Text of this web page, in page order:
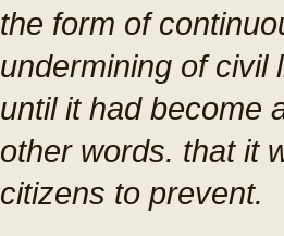
the form of
undermining of civil
until it had become
other words. that it
citizens to prevent.